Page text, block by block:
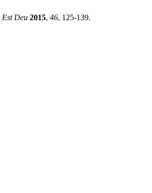
Est Deu 2015, 46, 125-139.